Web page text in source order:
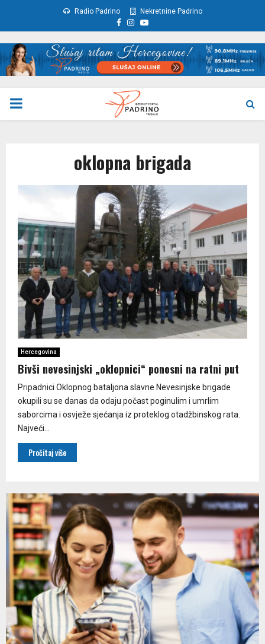
Radio Padrino Nekretnine Padrino
Facebook
Instagram
Youtube
PRIMARY
oklopna brigada
Hercegovina
Bivši nevesinjski „oklopnici“ ponosni na ratni put
Pripadnici Oklopnog bataljona slavne Nevesinjske brigade
okupili su se danas da odaju počast poginulim i umrlim
saborcima i osvježe sjećanja iz proteklog otadžbinskog rata.
Najveći...
Pročitaj više